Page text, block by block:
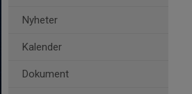
Nyheter
Kalender
Dokument